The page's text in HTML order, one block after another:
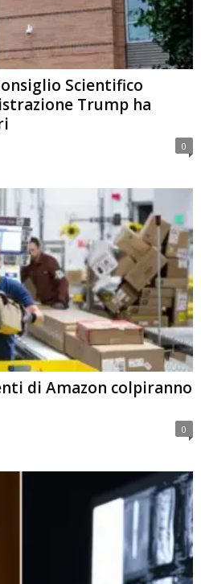
Scientifico
Trump ha
0
di Amazon colpiranno
0